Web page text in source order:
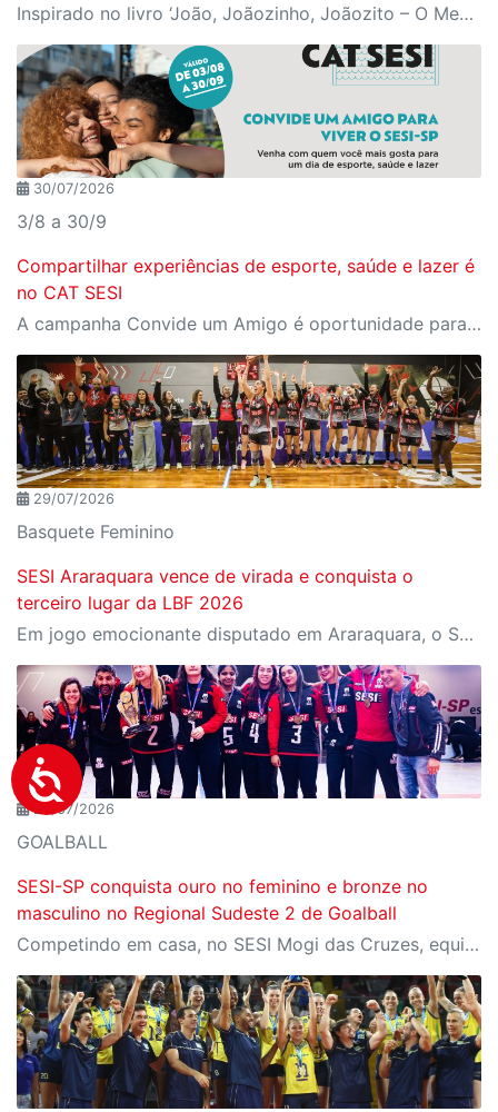
Inspirado no livro ‘João, Joãozinho, Joãozito – O Menino Encantado’, de Claudio Fragata, com direção e dramaturgia de Márcio Araújo, espetáculo acompanha os primeiros anos de vida do escritor mineiro e transforma sua infância em uma celebração da imaginação, da leitura e da cultura popular brasileira
30/07/2026
3/8 a 30/9
Compartilhar experiências de esporte, saúde e lazer é
no CAT SESI
A campanha Convide um Amigo é oportunidade para reunir amigos para aproveitar juntos toda estrutura da unidade SESI-SP mais próxima. Os benefícios para clientes e convidados estão no regulamento
29/07/2026
Basquete Feminino
SESI Araraquara vence de virada e conquista o
terceiro lugar da LBF 2026
Em jogo emocionante disputado em Araraquara, o SESI Araraquara Basquete superou um déficit de quase 20 pontos, contou com o apoio massivo da torcida e derrotou o Cerrado BRB por 77 a 71, conquistando o terceiro lugar da LBF Loterias Caixa 2026
28/07/2026
GOALBALL
SESI-SP conquista ouro no feminino e bronze no
masculino no Regional Sudeste 2 de Goalball
Competindo em casa, no SESI Mogi das Cruzes, equipes do SESI-SP encerram a competição com duas medalhas e reforçam a tradição da instituição entre as principais forças do goalball brasileiro.